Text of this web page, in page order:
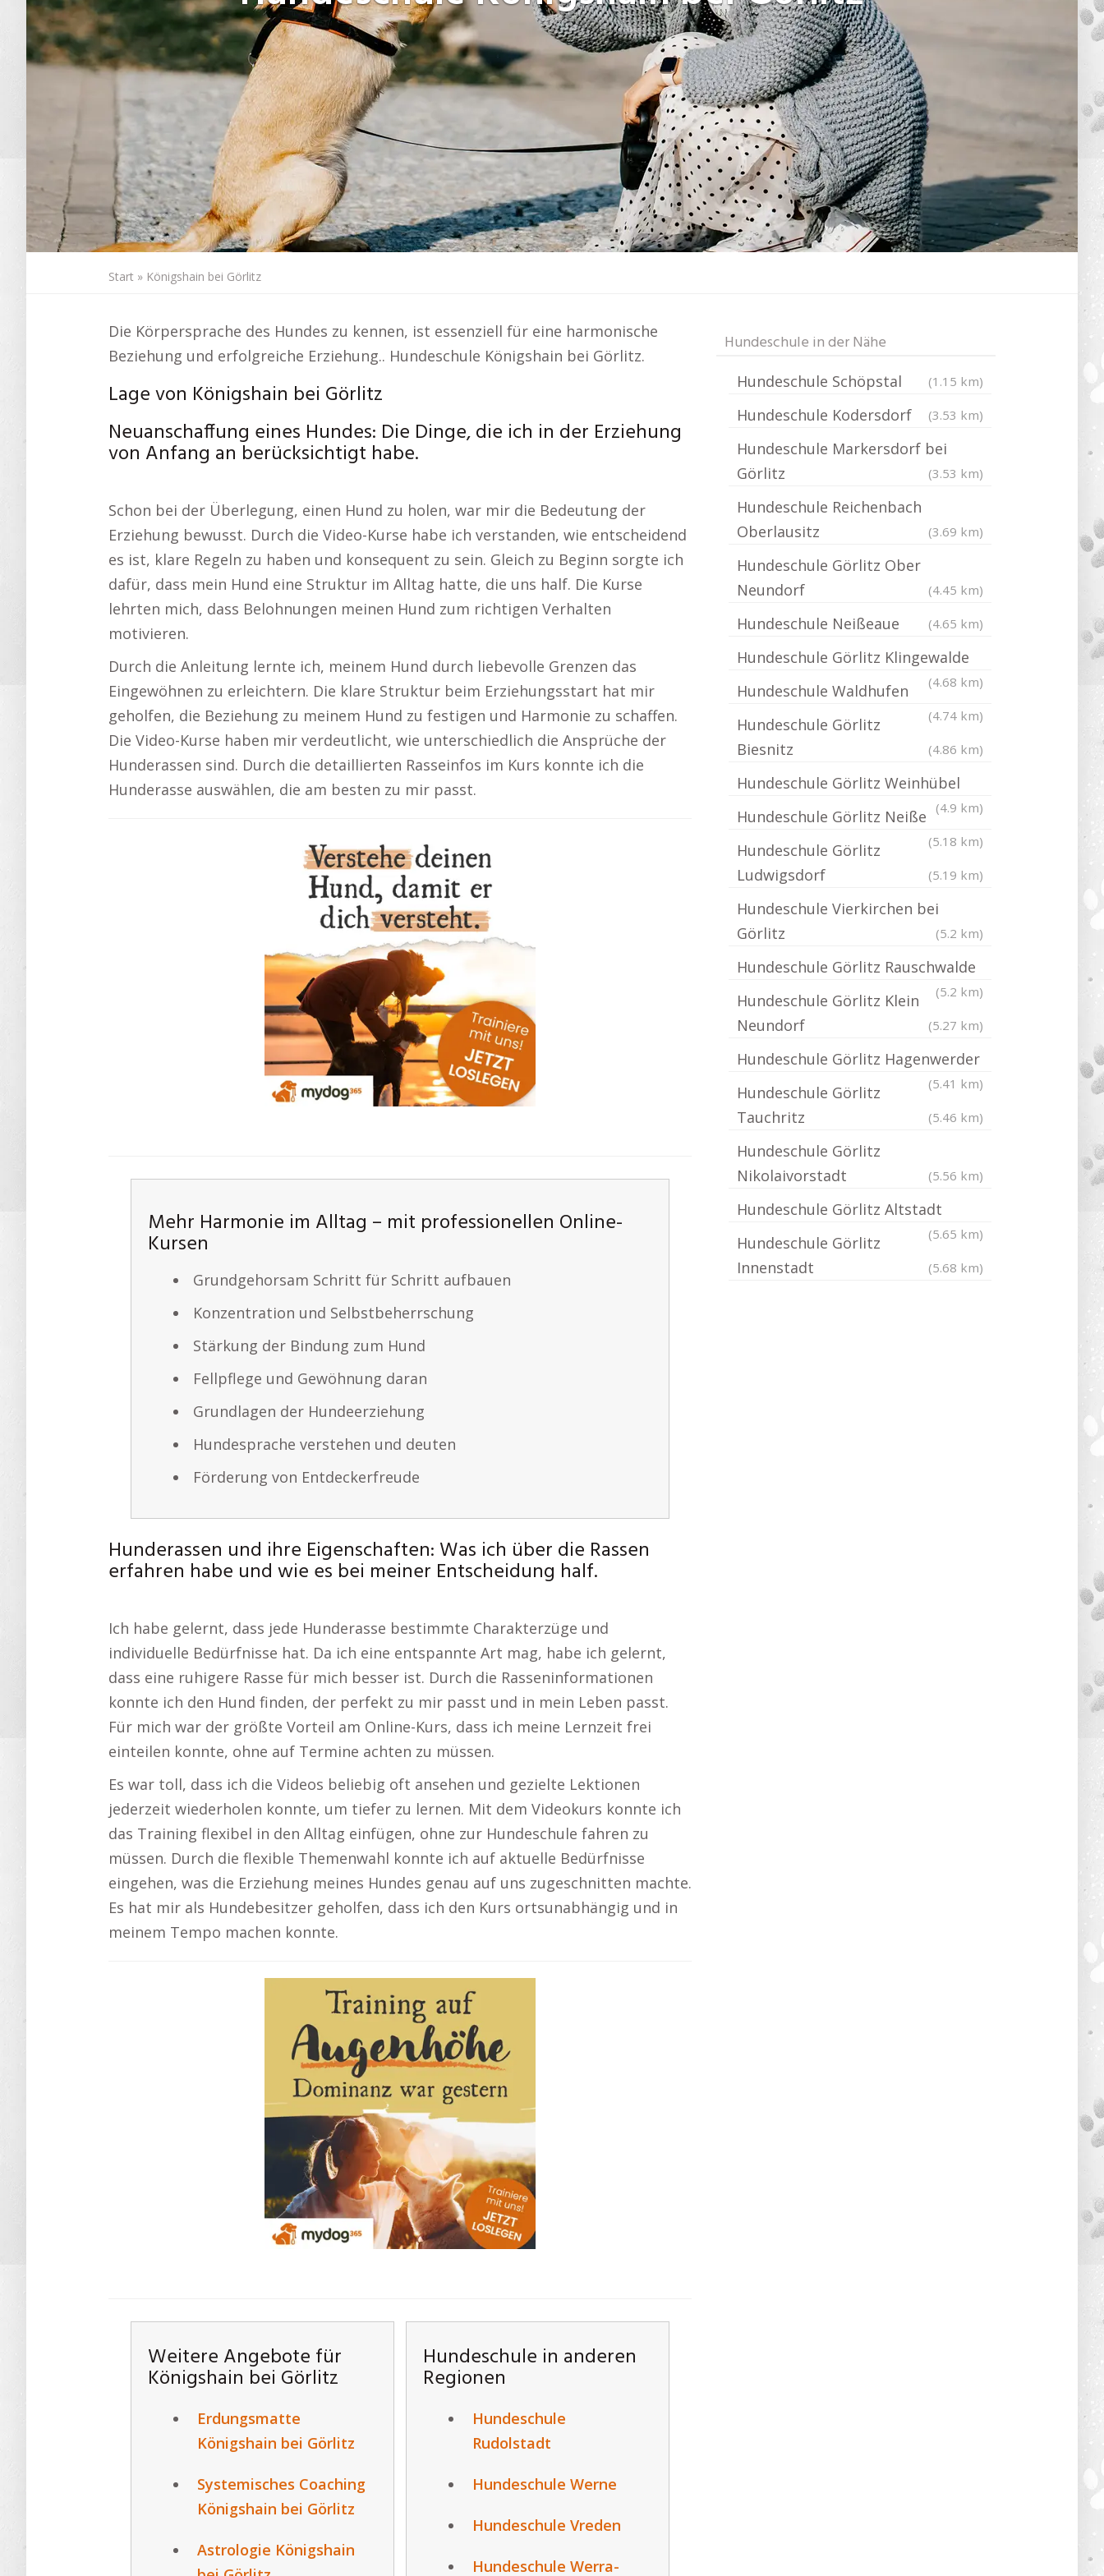
Start » Königshain bei Görlitz
Die Körpersprache des Hundes zu kennen, ist essenziell für eine harmonische
Beziehung und erfolgreiche Erziehung.. Hundeschule Königshain bei Görlitz.
Lage von Königshain bei Görlitz
Neuanschaffung eines Hundes: Die Dinge, die ich in der Erziehung
von Anfang an berücksichtigt habe.
Schon bei der Überlegung, einen Hund zu holen, war mir die Bedeutung der
Erziehung bewusst. Durch die Video-Kurse habe ich verstanden, wie entscheidend
es ist, klare Regeln zu haben und konsequent zu sein. Gleich zu Beginn sorgte ich
dafür, dass mein Hund eine Struktur im Alltag hatte, die uns half. Die Kurse
lehrten mich, dass Belohnungen meinen Hund zum richtigen Verhalten
motivieren.
Durch die Anleitung lernte ich, meinem Hund durch liebevolle Grenzen das
Eingewöhnen zu erleichtern. Die klare Struktur beim Erziehungsstart hat mir
geholfen, die Beziehung zu meinem Hund zu festigen und Harmonie zu schaffen.
Die Video-Kurse haben mir verdeutlicht, wie unterschiedlich die Ansprüche der
Hunderassen sind. Durch die detaillierten Rasseinfos im Kurs konnte ich die
Hunderasse auswählen, die am besten zu mir passt.
Mehr Harmonie im Alltag – mit professionellen Online-
Kursen
Grundgehorsam Schritt für Schritt aufbauen
Konzentration und Selbstbeherrschung
Stärkung der Bindung zum Hund
Fellpflege und Gewöhnung daran
Grundlagen der Hundeerziehung
Hundesprache verstehen und deuten
Förderung von Entdeckerfreude
Hunderassen und ihre Eigenschaften: Was ich über die Rassen
erfahren habe und wie es bei meiner Entscheidung half.
Ich habe gelernt, dass jede Hunderasse bestimmte Charakterzüge und
individuelle Bedürfnisse hat. Da ich eine entspannte Art mag, habe ich gelernt,
dass eine ruhigere Rasse für mich besser ist. Durch die Rasseninformationen
konnte ich den Hund finden, der perfekt zu mir passt und in mein Leben passt.
Für mich war der größte Vorteil am Online-Kurs, dass ich meine Lernzeit frei
einteilen konnte, ohne auf Termine achten zu müssen.
Es war toll, dass ich die Videos beliebig oft ansehen und gezielte Lektionen
jederzeit wiederholen konnte, um tiefer zu lernen. Mit dem Videokurs konnte ich
das Training flexibel in den Alltag einfügen, ohne zur Hundeschule fahren zu
müssen. Durch die flexible Themenwahl konnte ich auf aktuelle Bedürfnisse
eingehen, was die Erziehung meines Hundes genau auf uns zugeschnitten machte.
Es hat mir als Hundebesitzer geholfen, dass ich den Kurs ortsunabhängig und in
meinem Tempo machen konnte.
Weitere Angebote für
Königshain bei Görlitz
Erdungsmatte
Königshain bei Görlitz
Systemisches Coaching
Königshain bei Görlitz
Astrologie Königshain
Hundeschule in anderen
Regionen
Hundeschule
Rudolstadt
Hundeschule Werne
Hundeschule Vreden
Hundeschule Werra-
Hundeschule in der Nähe
Hundeschule Schöpstal (1.15 km)
Hundeschule Kodersdorf (3.53 km)
Hundeschule Markersdorf bei
Görlitz
(3.53 km)
Hundeschule Reichenbach
Oberlausitz
(3.69 km)
Hundeschule Görlitz Ober
Neundorf
(4.45 km)
Hundeschule Neißeaue (4.65 km)
Hundeschule Görlitz Klingewalde
(4.68 km)
Hundeschule Waldhufen
(4.74 km)
Hundeschule Görlitz
Biesnitz
(4.86 km)
Hundeschule Görlitz Weinhübel
(4.9 km)
Hundeschule Görlitz Neiße
(5.18 km)
Hundeschule Görlitz
Ludwigsdorf
(5.19 km)
Hundeschule Vierkirchen bei
Görlitz
(5.2 km)
Hundeschule Görlitz Rauschwalde
(5.2 km)
Hundeschule Görlitz Klein
Neundorf
(5.27 km)
Hundeschule Görlitz Hagenwerder
(5.41 km)
Hundeschule Görlitz
Tauchritz
(5.46 km)
Hundeschule Görlitz
Nikolaivorstadt
(5.56 km)
Hundeschule Görlitz Altstadt
(5.65 km)
Hundeschule Görlitz
Innenstadt
(5.68 km)